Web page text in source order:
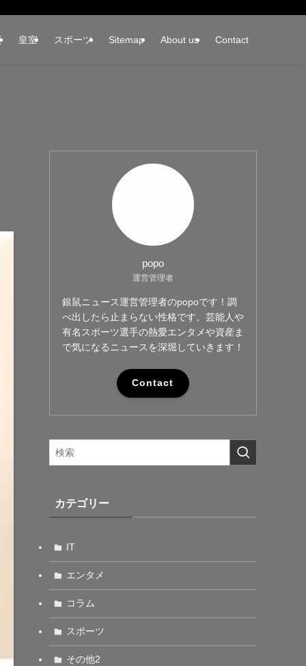
皇室 スポーツ Sitemap About us Contact
popo
運営管理者
銀鼠ニュース運営管理者のpopoです！調
べ出したら止まらない性格です。芸能人や
有名スポーツ選手の熱愛エンタメや資産ま
で気になるニュースを深堀していきます！
Contact
カテゴリー
IT
エンタメ
コラム
スポーツ
その他2